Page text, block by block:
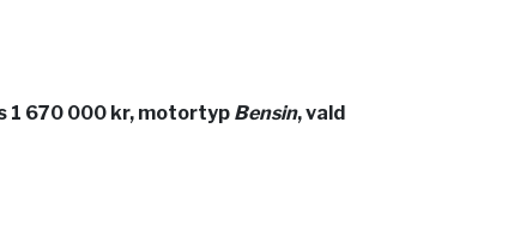
1 670 000 kr, motortyp Bensin, vald